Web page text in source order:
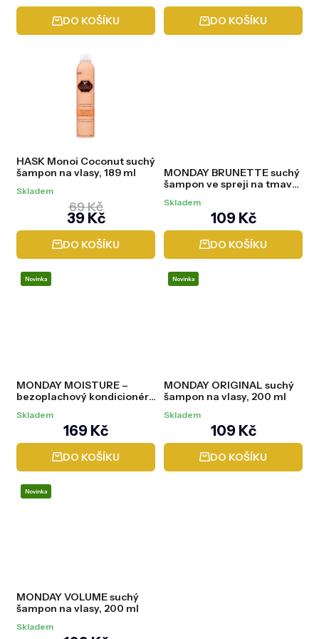
DO KOŠÍKU DO KOŠÍKU
HASK Monoi Coconut suchý
šampon na vlasy, 189 ml
Skladem
39 Kč
69 Kč
DO KOŠÍKU
MONDAY BRUNETTE suchý
šampon ve spreji na tmavé
Skladem
109 Kč
DO KOŠÍKU
Novinka
MONDAY MOISTURE –
bezoplachový kondicionér,
Skladem
169 Kč
DO KOŠÍKU
Novinka
MONDAY ORIGINAL suchý
šampon na vlasy, 200 ml
Skladem
109 Kč
DO KOŠÍKU
Novinka
MONDAY VOLUME suchý
šampon na vlasy, 200 ml
Skladem